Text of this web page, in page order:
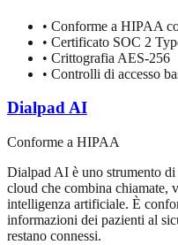
• Conforme a HIPAA
• Certificato SOC 2
• Crittografia AES-256
• Controlli di accesso
Dialpad AI
Conforme a HIPAA
Dialpad AI è uno strumento
cloud che combina chiamate,
intelligenza artificiale. È
informazioni dei pazienti al
restano connessi.